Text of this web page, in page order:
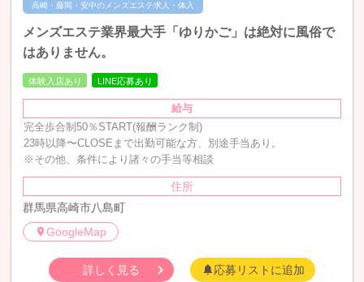
高崎・藤岡・安中のメンズエステ求人・体入
メンズエステ業界最大手「ゆりかご」は絶対に風俗で
はありません。
体験入店あり LINE応募あり
給与
完全歩合制50％START(報酬ランク制)
23時以降〜CLOSEまで出勤可能な方、別途手当あり。
※その他、条件により諸々の手当等相談
住所
群馬県高崎市八島町
GoogleMap
詳しく見る 応募リストに追加